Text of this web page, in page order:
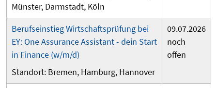
Münster Darmstadt Köln
Berufseinstieg Wirtschaftsprüfung bei
EY: One Assurance Assistant - dein Start
in Finance (w/m/d)
Bremen Hamburg Hannover
09.07.2026
noch
offen